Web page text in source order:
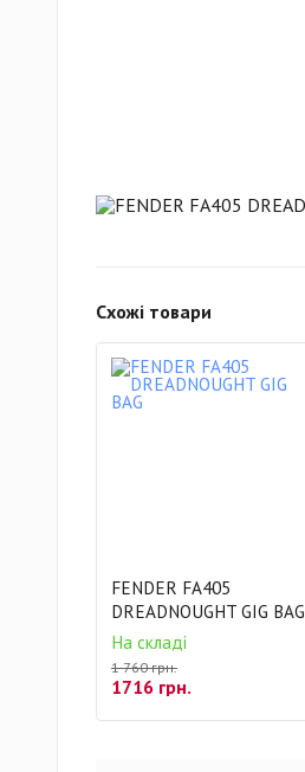
Схожі товари
FENDER FA405
DREADNOUGHT GIG BAG
На складі
1 760 грн.
1716 грн.